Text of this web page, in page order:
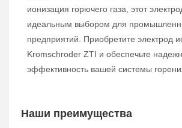
ионизация горючего газа, этот
идеальным выбором для
предприятий. Приобретите электрод
Kromschroder ZTI и обеспечьте
эффективность вашей системы
Наши преимущества